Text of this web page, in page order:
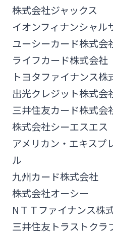
株式会社ジャックス
イオンフィナンシャル
ユーシーカード株式会
ライフカード株式会社
トヨタファイナンス株
出光クレジット株式会
三井住友カード株式会
株式会社シーエスエス
アメリカン・エキスプ
ル
九州カード株式会社
株式会社オーシー
NＴＴファイナンス株
三井住友トラストクラ